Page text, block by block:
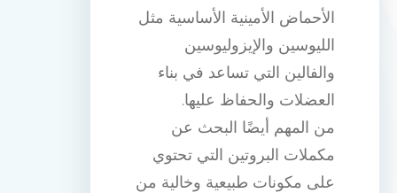
الأحماض الأمينية الأساسية مثل
الليوسين والإيزوليوسين
والفالين التي تساعد في بناء
العضلات والحفاظ عليها.
من المهم أيضًا البحث عن
مكملات البروتين التي تحتوي
على مكونات طبيعية وخالية من